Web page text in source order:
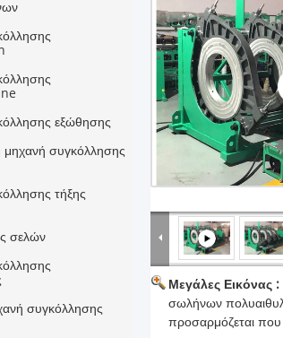
εξώθησης
μηχανή συγκόλλησης
τήξης
σελών
συγκόλλησης
Μεγάλες Εικόνας :
σωλήνων
προσαρμόζεται που